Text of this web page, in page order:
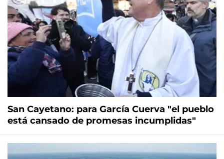
San Cayetano: para García Cuerva "el pueblo
está cansado de promesas incumplidas"